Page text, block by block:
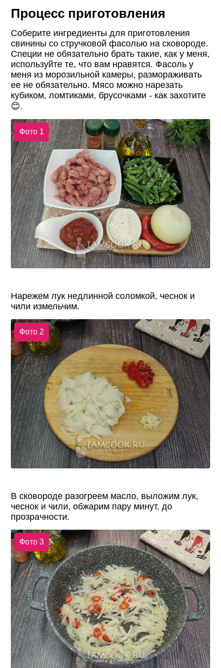
Процесс приготовления
Соберите ингредиенты для приготовления
свинины со стручковой фасолью на сковороде.
Специи не обязательно брать такие, как у меня,
используйте те, что вам нравятся. Фасоль у
меня из морозильной камеры, размораживать
ее не обязательно. Мясо можно нарезать
кубиком, ломтиками, брусочками - как захотите
😊.
Фото 1
Нарежем лук недлинной соломкой, чеснок и
чили измельчим.
Фото 2
В сковороде разогреем масло, выложим лук,
чеснок и чили, обжарим пару минут, до
прозрачности.
Фото 3